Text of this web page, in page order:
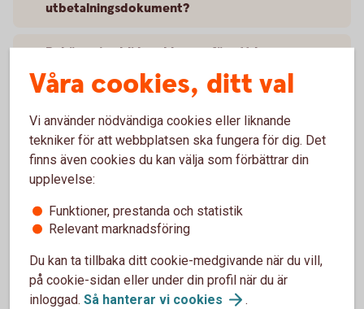
utbetalningsdokument?
Behöver jag bli kund hos er för att kunna se
dokumenten?
Kan jag få min lönespecifikation till andra
digitala brevlådor?
Kan ni e-posta de digitala
Hur får jag tag på digitala utbetalningsdokument
som är äldre än 18 månader?
Jag är kund i Nordea och hittar inte mina
Våra cookies, ditt val
Vi använder nödvändiga cookies eller liknande
tekniker för att webbplatsen ska fungera för dig. Det
finns även cookies du kan välja som förbättrar din
upplevelse:
Funktioner, prestanda och statistik
Relevant marknadsföring
Du kan ta tillbaka ditt cookie-medgivande när du vill,
på cookie-sidan eller under din profil när du är
inloggad. Så hanterar vi cookies .